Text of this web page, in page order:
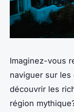
Imaginez-vous
naviguer sur les
découvrir les
région